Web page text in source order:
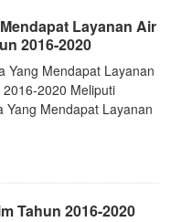
Layanan Air
2016-2020
Yang Mendapat Layanan
2020 Meliputi
Yang Mendapat Layanan
Tahun 2016-2020